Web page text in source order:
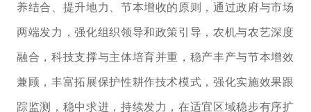
养结合、 提升地力、节本增收的原则 ，通过政府与市场
两端发力，强化组织领导和政策引导，农机与农艺深度
融合，科技支撑与主体培育并重，稳产丰产与节本增效
兼顾，丰富拓展保护性耕作技术模式，强化实施效果跟
踪监测，稳中求进，持续发力，在适宜区域稳步有序扩